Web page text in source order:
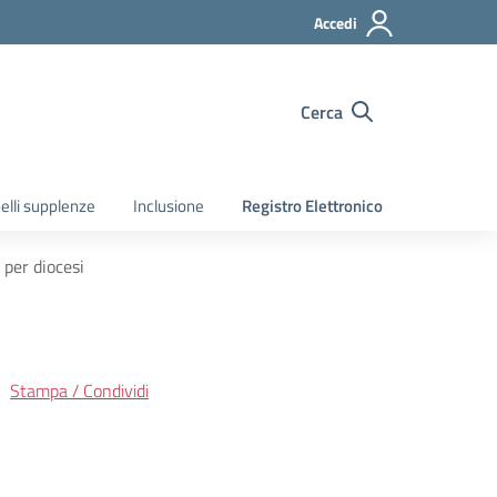
Accedi
Cerca
supplenze Inclusione Registro Elettronico
diocesi
Stampa / Condividi